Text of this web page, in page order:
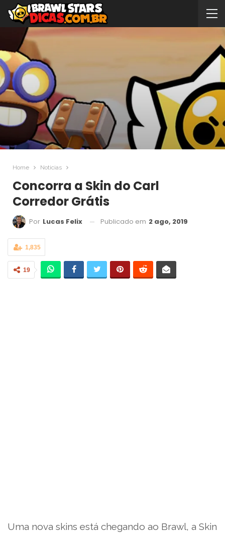
Home Noticias
Concorra a Skin do Carl
Corredor Grátis
Por Lucas Felix Publicado em 2 ago, 2019
1,835
19
Uma nova skins está chegando ao Brawl, a Skin